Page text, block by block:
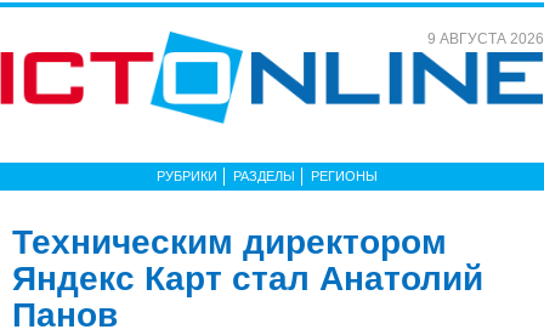
9 АВГУСТА 2026
РУБРИКИ РАЗДЕЛЫ РЕГИОНЫ
Техническим директором
Яндекс Карт стал Анатолий
Панов